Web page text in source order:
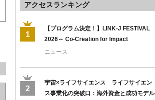
アクセスランキング
1
【プログラム決定！】LINK-J FESTIVAL
2026～ Co-Creation for Impact
ニュース
2
宇宙×ライフサイエンス ライフサイエン
ス事業化の突破口：海外資金と成功モデル